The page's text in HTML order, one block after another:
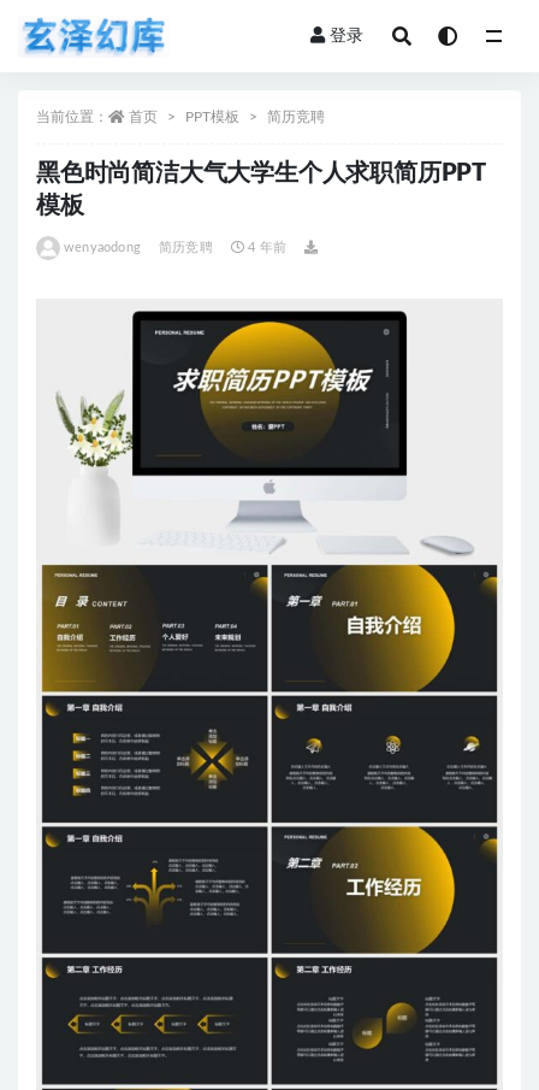
登录
当前位置： 首页 PPT模板 简历竞聘
黑色时尚简洁大气大学生个人求职简历PPT
模板
wenyaodong 简历竞聘 4 年前